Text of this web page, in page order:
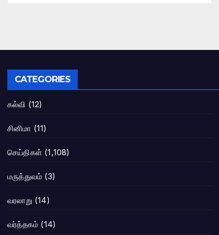
CATEGORIES
கல்வி (12)
சினிமா (11)
செய்திகள் (1,108)
மருத்துவம் (3)
வரலாறு (14)
வர்த்தகம் (14)